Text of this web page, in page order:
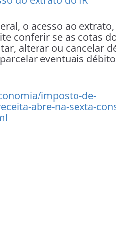
o acesso ao
conferir se as cotas
alterar ou cancelar
eventuais
imposto-de-
abre-na-sexta-